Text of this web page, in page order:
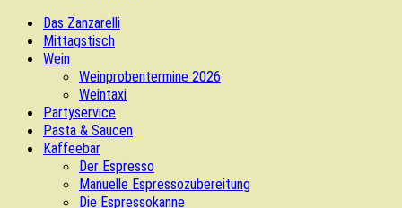
Das Zanzarelli
Mittagstisch
Wein
Weinprobentermine 2026
Weintaxi
Partyservice
Pasta & Saucen
Kaffeebar
Der Espresso
Manuelle Espressozubereitung
Die Espressokanne